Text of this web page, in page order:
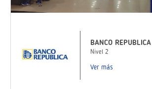
BANCO
Nivel 2
Ver más